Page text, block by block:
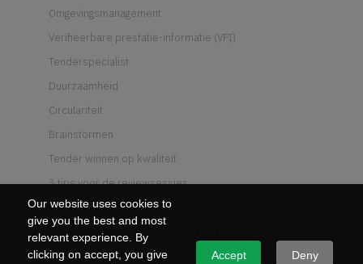
Our website uses cookies to
give you the best and most
relevant experience. By
clicking on accept, you give
Accept Deny
Omgevingsmanagement
Verifieerbare prestatie-informatie (VPI)
Tenderspecialist
Duurzaamheid
Circulariteit
Brainstormen
Tender winnen op kwaliteit
3 tips voor de reviewsessies
Past Performance
M.A.R.K.-methode van Rijkswaterstaat
Wat is UAV-GC